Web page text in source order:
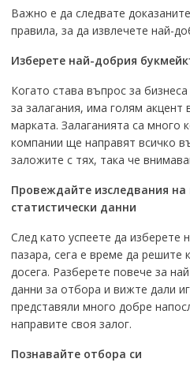
Важно е да следвате
правила, за да извлечете най-
Изберете най-добрия
Когато става въпрос за
за залагания, има голям акцент
марката. Залаганията са много
компании ще направят всичко
заложите с тях, така че
Провеждайте изследвания
статистически данни
След като успеете да изберете
пазара, сега е време да решите
досега. Разберете повече за
данни за отбора и вижте дали
представяли много добре
направите своя залог.
Познавайте отбора си